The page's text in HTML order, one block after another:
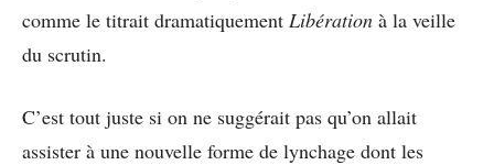
comme le titrait dramatiquement Libération à la veille
du scrutin.
C’est tout juste si on ne suggérait pas qu’on allait
assister à une nouvelle forme de lynchage dont les